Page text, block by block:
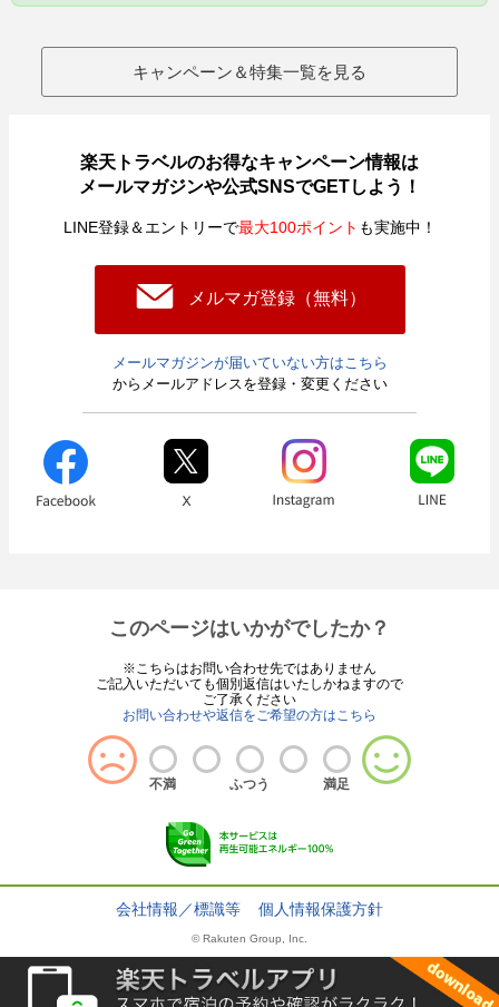
キャンペーン＆特集一覧を見る
楽天トラベルのお得なキャンペーン情報は
メールマガジンや公式SNSでGETしよう！
LINE登録＆エントリーで最大100ポイント も実施中！
メルマガ登録（無料）
メールマガジンが届いていない方はこちら
からメールアドレスを登録・変更ください
このページはいかがでしたか？
※こちらはお問い合わせ先ではありません
ご記入いただいても個別返信はいたしかねますので
ご了承ください
お問い合わせや返信をご希望の方はこちら
不満 ふつう 満足
会社情報／標識等 個人情報保護方針
© Rakuten Group, Inc.